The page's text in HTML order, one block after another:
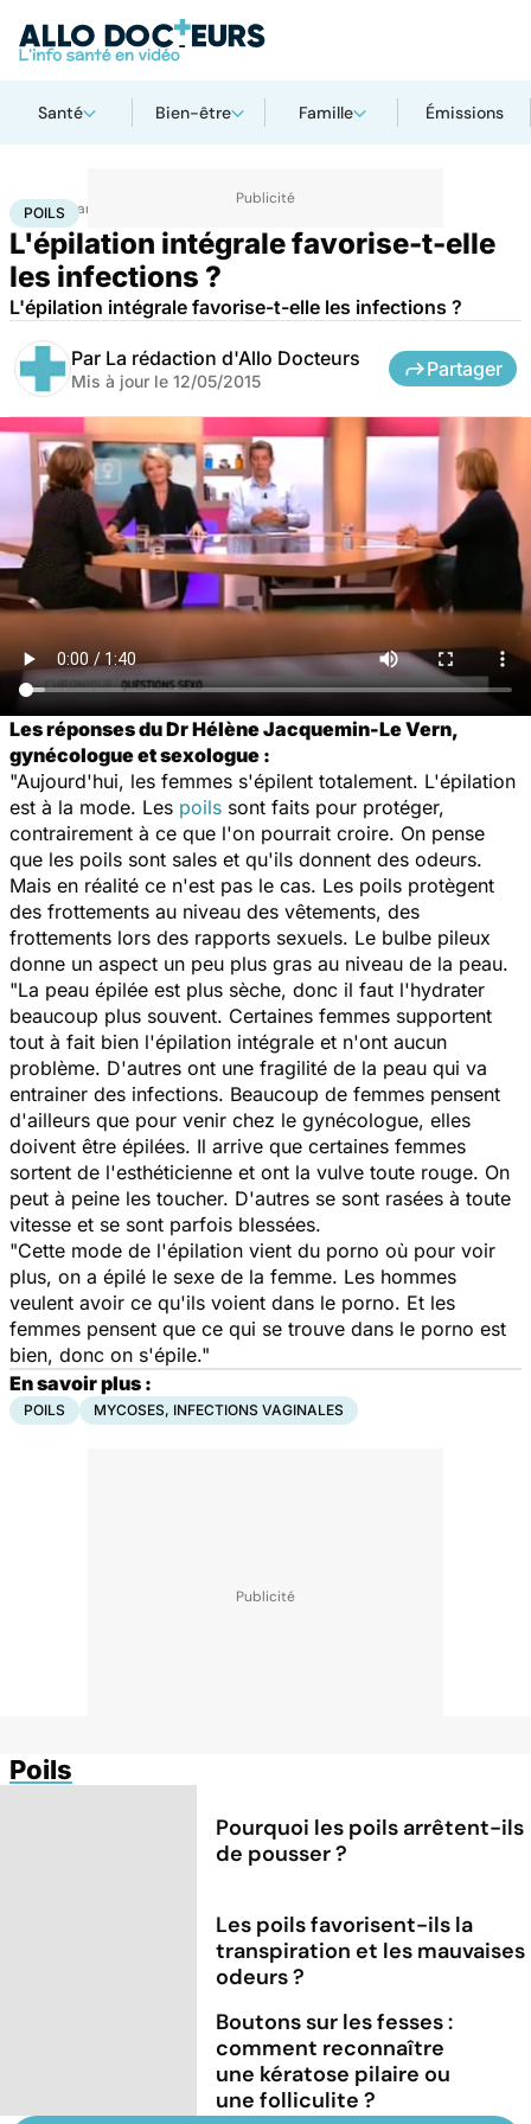
Santé Bien-être Famille Émissions
Accueil Santé
POILS
L'épilation intégrale favorise-t-elle
les infections ?
L'épilation intégrale favorise-t-elle les infections ?
Par La rédaction d'Allo Docteurs
Mis à jour le 12/05/2015
Partager
Les réponses du Dr Hélène Jacquemin-Le Vern,
gynécologue et sexologue :
"Aujourd'hui, les femmes s'épilent totalement. L'épilation
est à la mode. Les poils sont faits pour protéger,
contrairement à ce que l'on pourrait croire. On pense
que les poils sont sales et qu'ils donnent des odeurs.
Mais en réalité ce n'est pas le cas. Les poils protègent
des frottements au niveau des vêtements, des
frottements lors des rapports sexuels. Le bulbe pileux
donne un aspect un peu plus gras au niveau de la peau.
"La peau épilée est plus sèche, donc il faut l'hydrater
beaucoup plus souvent. Certaines femmes supportent
tout à fait bien l'épilation intégrale et n'ont aucun
problème. D'autres ont une fragilité de la peau qui va
entrainer des infections. Beaucoup de femmes pensent
d'ailleurs que pour venir chez le gynécologue, elles
doivent être épilées. Il arrive que certaines femmes
sortent de l'esthéticienne et ont la vulve toute rouge. On
peut à peine les toucher. D'autres se sont rasées à toute
vitesse et se sont parfois blessées.
"Cette mode de l'épilation vient du porno où pour voir
plus, on a épilé le sexe de la femme. Les hommes
veulent avoir ce qu'ils voient dans le porno. Et les
femmes pensent que ce qui se trouve dans le porno est
bien, donc on s'épile."
En savoir plus :
POILS MYCOSES, INFECTIONS VAGINALES
Poils
Pourquoi les poils arrêtent-ils
de pousser ?
Les poils favorisent-ils la
transpiration et les mauvaises
odeurs ?
Boutons sur les fesses :
comment reconnaître
une kératose pilaire ou
une folliculite ?